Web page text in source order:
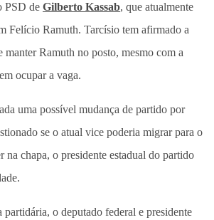
PSD de Gilberto Kassab, que atualmente
Felício Ramuth. Tarcísio tem afirmado a
manter Ramuth no posto, mesmo com a
ocupar a vaga.
uma possível mudança de partido por
se o atual vice poderia migrar para o
na chapa, o presidente estadual do partido
partidária, o deputado federal e presidente